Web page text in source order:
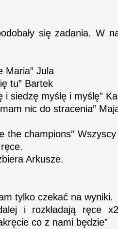
się zadania. W
Maria” Jula
tu” Bartek
i siedzę myślę i myślę”
nic do stracenia”
the champions”
Arkusze.
tylko czekać na wyniki.
i rozkładają ręce
co z nami będzie”